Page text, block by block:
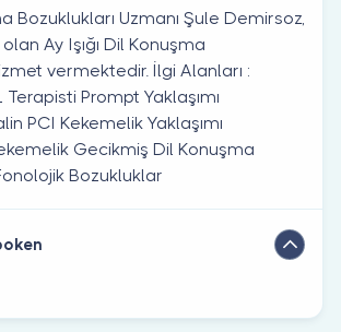
Bozuklukları Uzmanı Şule Demirsoz,
Ay Işığı Dil Konuşma
vermektedir. İlgi Alanları :
Prompt Yaklaşımı
PCI Kekemelik Yaklaşımı
Gecikmiş Dil Konuşma
Bozukluklar